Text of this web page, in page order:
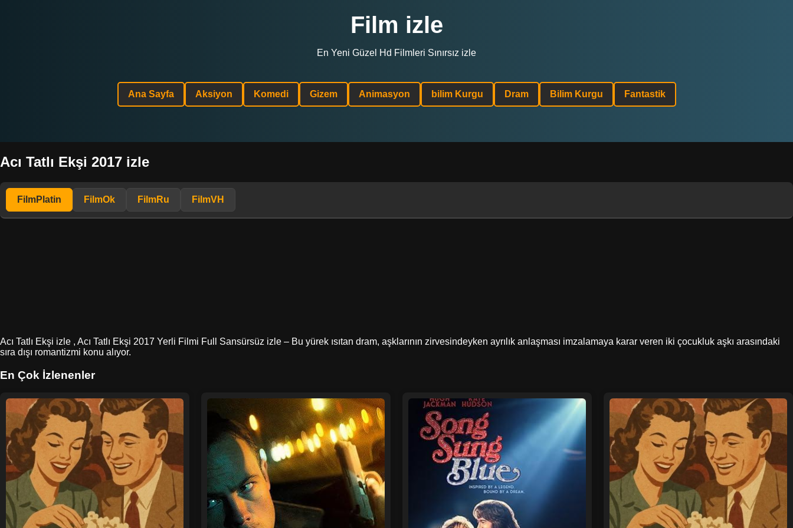
Film izle
En Yeni Güzel Hd Filmleri Sınırsız izle
Ana Sayfa Aksiyon Komedi Gizem Animasyon bilim Kurgu Dram Bilim Kurgu Fantastik
Acı Tatlı Ekşi 2017 izle
FilmPlatin FilmOk FilmRu FilmVH
Acı Tatlı Ekşi izle , Acı Tatlı Ekşi 2017 Yerli Filmi Full Sansürsüz izle – Bu yürek ısıtan dram, aşklarının zirvesindeyken ayrılık anlaşması imzalamaya karar veren iki çocukluk aşkı arasındaki
sıra dışı romantizmi konu alıyor.
En Çok İzlenenler